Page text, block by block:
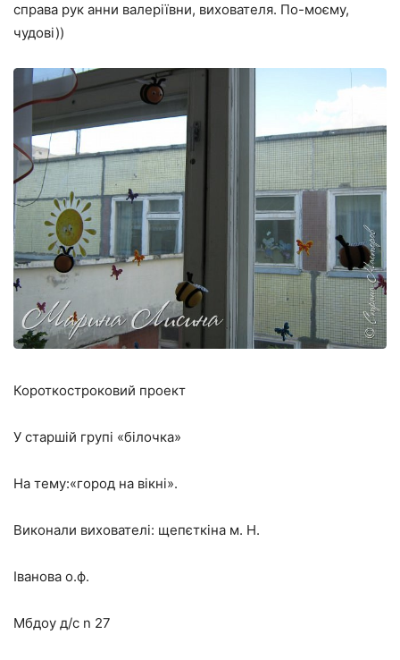
справа рук анни валеріївни, вихователя. По-моєму,
чудові))
Короткостроковий проект
У старшій групі «білочка»
На тему:«город на вікні».
Виконали вихователі: щепєткіна м. Н.
Іванова о.ф.
Мбдоу д/с n 27